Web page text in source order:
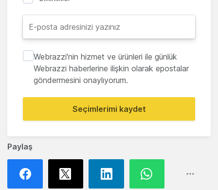
Paylaş
Webrazzi'nin hizmet ve ürünleri ile günlük
Webrazzi haberlerine ilişkin olarak epostalar
göndermesini onaylıyorum.
Seçimlerimi kaydet